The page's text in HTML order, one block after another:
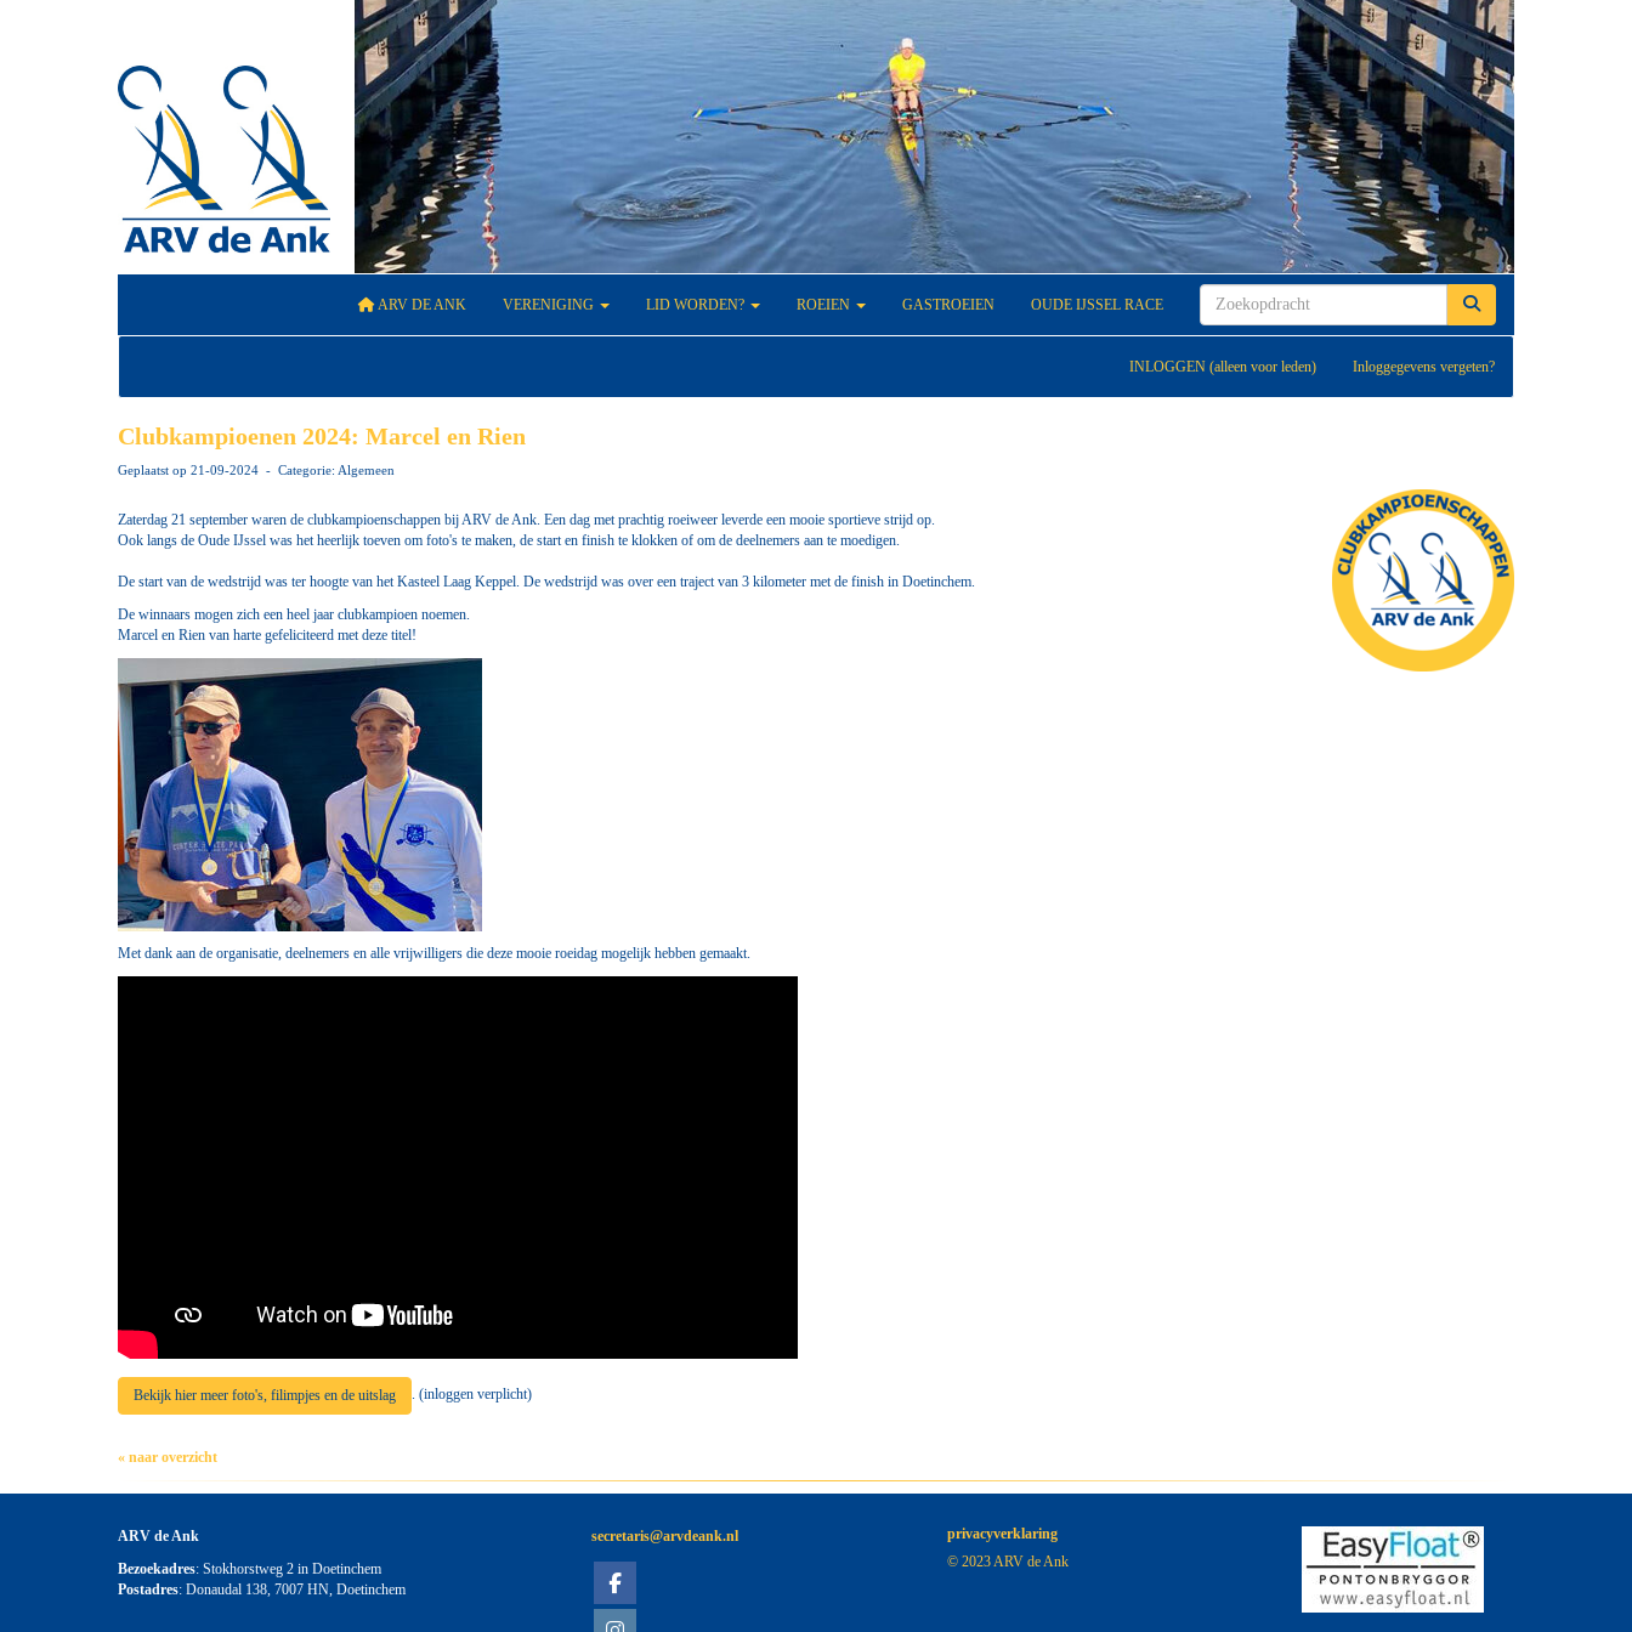
ARV DE ANK VERENIGING LID WORDEN? ROEIEN GASTROEIEN OUDE IJSSEL RACE
INLOGGEN (alleen voor leden) Inloggegevens vergeten?
Clubkampioenen 2024: Marcel en Rien
Geplaatst op 21-09-2024 - Categorie: Algemeen
Zaterdag 21 september waren de clubkampioenschappen bij ARV de Ank. Een dag met prachtig roeiweer leverde een mooie sportieve strijd op.
Ook langs de Oude IJssel was het heerlijk toeven om foto's te maken, de start en finish te klokken of om de deelnemers aan te moedigen.
De start van de wedstrijd was ter hoogte van het Kasteel Laag Keppel. De wedstrijd was over een traject van 3 kilometer met de finish in Doetinchem.
De winnaars mogen zich een heel jaar clubkampioen noemen.
Marcel en Rien van harte gefeliciteerd met deze titel!
Met dank aan de organisatie, deelnemers en alle vrijwilligers die deze mooie roeidag mogelijk hebben gemaakt.
Bekijk hier meer foto's, filimpjes en de uitslag . (inloggen verplicht)
« naar overzicht
ARV de Ank
Bezoekadres: Stokhorstweg 2 in Doetinchem
Postadres: Donaudal 138, 7007 HN, Doetinchem
siraterces@arvdeank.nl
privacyverklaring
© 2023 ARV de Ank